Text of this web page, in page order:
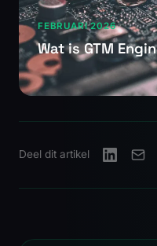
FEBRUARI 2026
Wat is GTM
Deel dit artikel